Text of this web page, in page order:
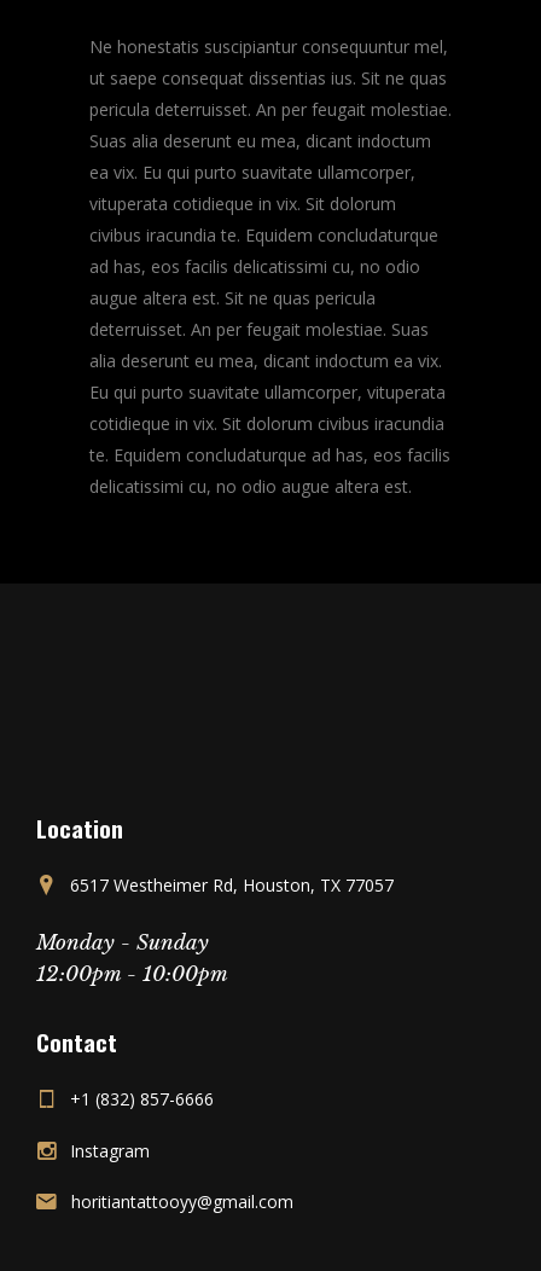
Ne honestatis suscipiantur consequuntur mel,
ut saepe consequat dissentias ius. Sit ne quas
pericula deterruisset. An per feugait molestiae.
Suas alia deserunt eu mea, dicant indoctum
ea vix. Eu qui purto suavitate ullamcorper,
vituperata cotidieque in vix. Sit dolorum
civibus iracundia te. Equidem concludaturque
ad has, eos facilis delicatissimi cu, no odio
augue altera est. Sit ne quas pericula
deterruisset. An per feugait molestiae. Suas
alia deserunt eu mea, dicant indoctum ea vix.
Eu qui purto suavitate ullamcorper, vituperata
cotidieque in vix. Sit dolorum civibus iracundia
te. Equidem concludaturque ad has, eos facilis
delicatissimi cu, no odio augue altera est.
Location
6517 Westheimer Rd, Houston, TX 77057
Monday - Sunday
12:00pm - 10:00pm
Contact
+1 (832) 857-6666
Instagram
horitiantattooyy@gmail.com